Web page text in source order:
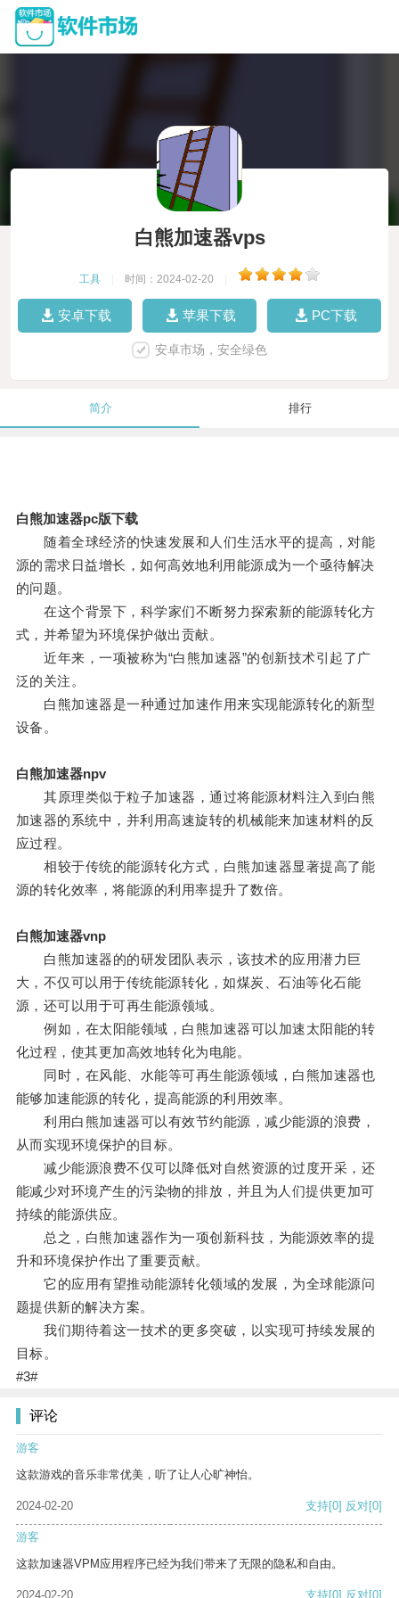
白熊加速器vps
工具 时间：2024-02-20
安卓下载 苹果下载 PC下载
安卓市场，安全绿色
简介 排行
白熊加速器pc版下载
随着全球经济的快速发展和人们生活水平的提高，对能
源的需求日益增长，如何高效地利用能源成为一个亟待解决
的问题。
在这个背景下，科学家们不断努力探索新的能源转化方
式，并希望为环境保护做出贡献。
近年来，一项被称为“白熊加速器”的创新技术引起了广
泛的关注。
白熊加速器是一种通过加速作用来实现能源转化的新型
设备。
白熊加速器npv
其原理类似于粒子加速器，通过将能源材料注入到白熊
加速器的系统中，并利用高速旋转的机械能来加速材料的反
应过程。
相较于传统的能源转化方式，白熊加速器显著提高了能
源的转化效率，将能源的利用率提升了数倍。
白熊加速器vnp
白熊加速器的的研发团队表示，该技术的应用潜力巨
大，不仅可以用于传统能源转化，如煤炭、石油等化石能
源，还可以用于可再生能源领域。
例如，在太阳能领域，白熊加速器可以加速太阳能的转
化过程，使其更加高效地转化为电能。
同时，在风能、水能等可再生能源领域，白熊加速器也
能够加速能源的转化，提高能源的利用效率。
利用白熊加速器可以有效节约能源，减少能源的浪费，
从而实现环境保护的目标。
减少能源浪费不仅可以降低对自然资源的过度开采，还
能减少对环境产生的污染物的排放，并且为人们提供更加可
持续的能源供应。
总之，白熊加速器作为一项创新科技，为能源效率的提
升和环境保护作出了重要贡献。
它的应用有望推动能源转化领域的发展，为全球能源问
题提供新的解决方案。
我们期待着这一技术的更多突破，以实现可持续发展的
目标。
#3#
评论
游客
这款游戏的音乐非常优美，听了让人心旷神怡。
2024-02-20 支持[0] 反对[0]
游客
这款加速器VPM应用程序已经为我们带来了无限的隐私和自由。
2024-02-20 支持[0] 反对[0]